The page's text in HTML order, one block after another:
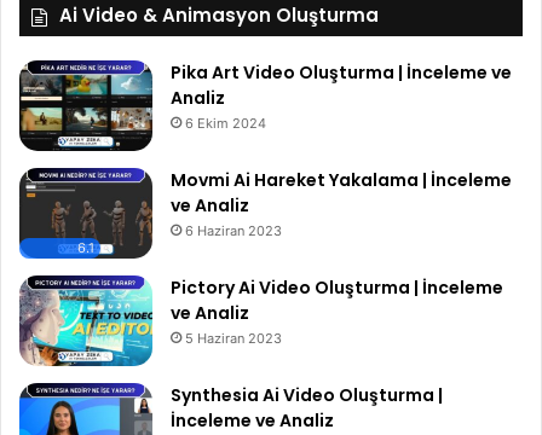
Ai Video & Animasyon Oluşturma
Pika Art Video Oluşturma | İnceleme ve
Analiz
6 Ekim 2024
6.1
Movmi Ai Hareket Yakalama | İnceleme
ve Analiz
6 Haziran 2023
Pictory Ai Video Oluşturma | İnceleme
ve Analiz
5 Haziran 2023
Synthesia Ai Video Oluşturma |
İnceleme ve Analiz